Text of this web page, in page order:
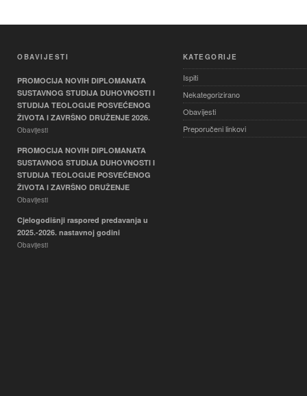
OBAVIJESTI
PROMOCIJA NOVIH DIPLOMANATA
SUSTAVNOG STUDIJA DUHOVNOSTI I
STUDIJA TEOLOGIJE POSVEĆENOG
ŽIVOTA I ZAVRŠNO DRUŽENJE 2026.
Obavijesti
PROMOCIJA NOVIH DIPLOMANATA
SUSTAVNOG STUDIJA DUHOVNOSTI I
STUDIJA TEOLOGIJE POSVEĆENOG
ŽIVOTA I ZAVRŠNO DRUŽENJE
Obavijesti
Cjelogodišnji raspored predavanja u
2025.-2026. nastavnoj godini
Obavijesti
KATEGORIJE
Ispiti
Nekategorizirano
Obavijesti
Preporučeni linkovi